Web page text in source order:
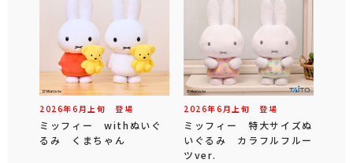
2026年6 月 上旬 登場
ミッフィー withぬいぐ
るみ くまちゃん
2026年6 月 上旬 登場
ミッフィー 特大サイズぬ
いぐるみ カラフルフルー
ツver.